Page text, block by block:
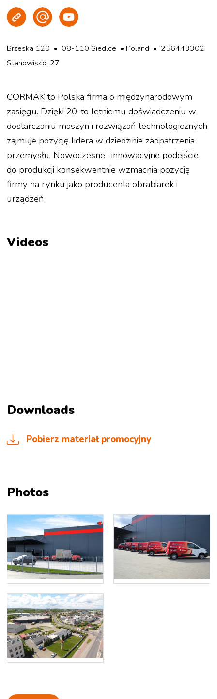
Strona WWW
Wyślij e-mail
Brzeska 120 • 08-110 Siedlce • Poland • 256443302
Stanowisko: 27
CORMAK to Polska firma o międzynarodowym
zasięgu. Dzięki 20-to letniemu doświadczeniu w
dostarczaniu maszyn i rozwiązań technologicznych,
zajmuje pozycję lidera w dziedzinie zaopatrzenia
przemysłu. Nowoczesne i innowacyjne podejście
do produkcji konsekwentnie wzmacnia pozycję
firmy na rynku jako producenta obrabiarek i
urządzeń.
Videos
Downloads
Pobierz materiał promocyjny
Photos